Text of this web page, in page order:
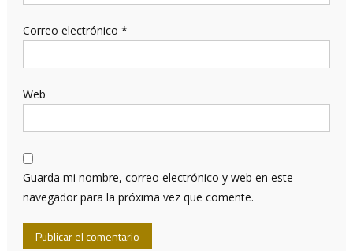
Correo electrónico *
Web
Guarda mi nombre, correo electrónico y web en este
navegador para la próxima vez que comente.